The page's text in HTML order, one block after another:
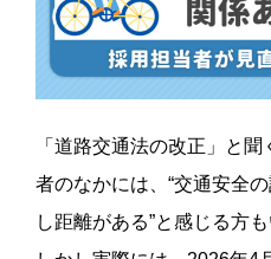
「道路交通法の改正」と
者のなかには、“交通安全
し距離がある”と感じる方